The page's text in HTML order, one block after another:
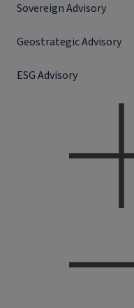
Sovereign Advisory
Geostrategic Advisory
ESG Advisory